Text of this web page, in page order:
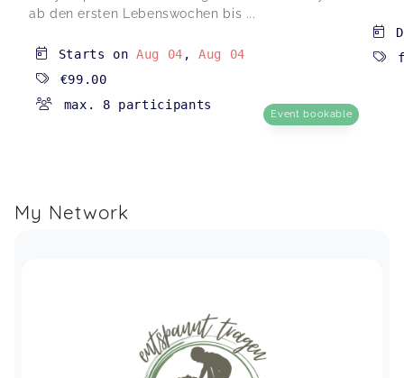
ab den ersten Lebenswochen bis ...
Starts onAug 04 ,Aug 04
€99.00
max. 8 participants
Event bookable
My Network